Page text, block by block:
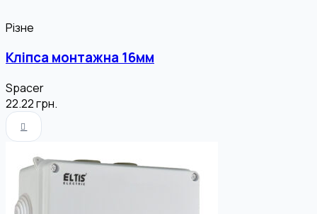
Різне
Кліпса монтажна 16мм
Spacer
22.22грн.